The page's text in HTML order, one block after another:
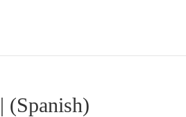
(Spanish)